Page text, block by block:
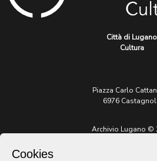
Città di Lugano
Cultura
Piazza Carlo
6976
Archivio Lugano ©
Cookies